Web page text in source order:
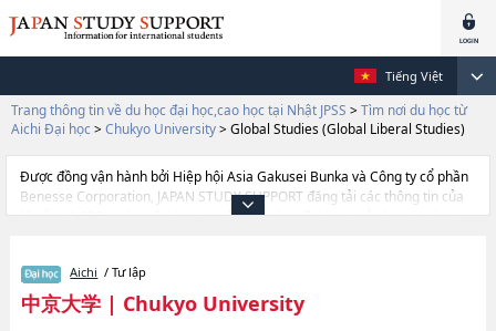
Tiếng Việt
Trang thông tin về du học đại học,cao học tại Nhật JPSS > Tìm nơi du học từ
Aichi Đại học > Chukyo University> Global Studies (Global Liberal Studies)
Được đồng vận hành bởi Hiệp hội Asia Gakusei Bunka và Công ty cổ phần
Benesse Corporation, JAPAN STUDY SUPPORT đăng tải các thông tin của
khoảng 1.300 trường đại học, cao học, trường đại học ngắn hạn, trường
cần thiết dành cho du học sinh, như là về các Ngành
PsychologyhoặcNgành Contemporary SociologyhoặcNgành
LawhoặcNgành EconomicshoặcNgành ManagementhoặcNgành Policｙ
Aichi / Tư lập
中京大学| Chukyo University